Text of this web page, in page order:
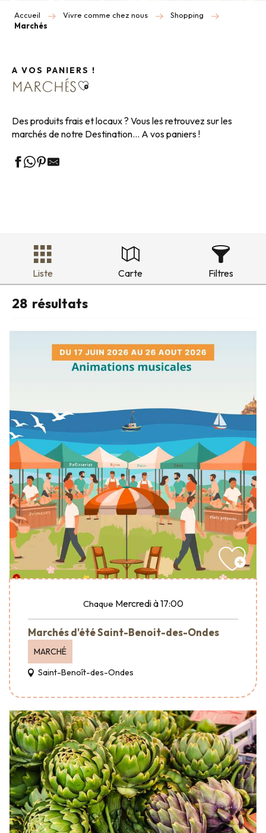
Accueil Vivre comme chez nous
Shopping
Marchés
A VOS PANIERS !
MARCHÉSAjouter aux favoris
Des produits frais et locaux ? Vous les retrouvez sur les
marchés de notre Destination… A vos paniers !
Liste Carte Filtres
28 résultats
Chaque Mercredià 17:00
Marchés d'été Saint-Benoit-des-Ondes
MARCHÉ
Saint-Benoît-des-Ondes